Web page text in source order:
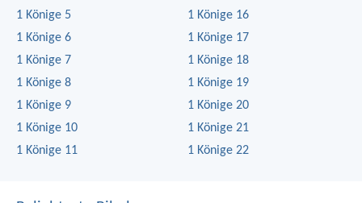
1 Könige 5
1 Könige 6
1 Könige 7
1 Könige 8
1 Könige 9
1 Könige 10
1 Könige 11
1 Könige 16
1 Könige 17
1 Könige 18
1 Könige 19
1 Könige 20
1 Könige 21
1 Könige 22